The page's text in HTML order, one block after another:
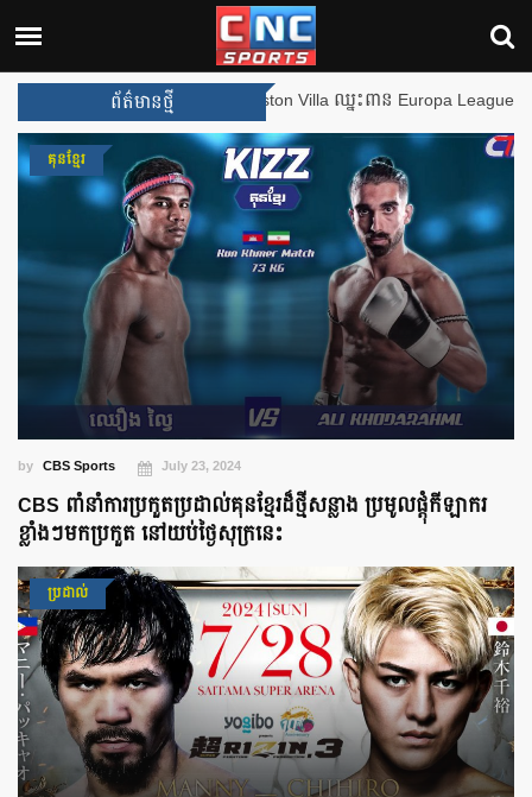
ព័ត៌មានថ្មី
ឈ្នះពានរង្វាន់បន្ថែមទៀត បន្ទាប់ពី Aston Villa ឈ្នះពាន Europa League
គុនខ្មែរ
by CBS Sports July 23, 2024
CBS ពាំនាំការប្រកួតប្រដាល់គុនខ្មែរដ៏ថ្មីសន្លាង ប្រមូលផ្ដុំកីឡាករ
ខ្លាំងៗមកប្រកួត នៅយប់ថ្ងៃសុក្រនេះ
ប្រដាល់